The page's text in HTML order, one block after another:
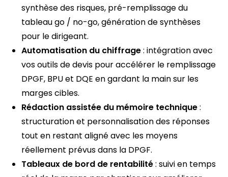
synthèse des risques, pré-remplissage du
tableau go / no-go, génération de synthèses
pour le dirigeant.
Automatisation du chiffrage: intégration avec
vos outils de devis pour accélérer le remplissage
DPGF, BPU et DQE en gardant la main sur les
marges cibles.
Rédaction assistée du mémoire technique:
structuration et personnalisation des réponses
tout en restant aligné avec les moyens
réellement prévus dans la DPGF.
Tableaux de bord de rentabilité: suivi en temps